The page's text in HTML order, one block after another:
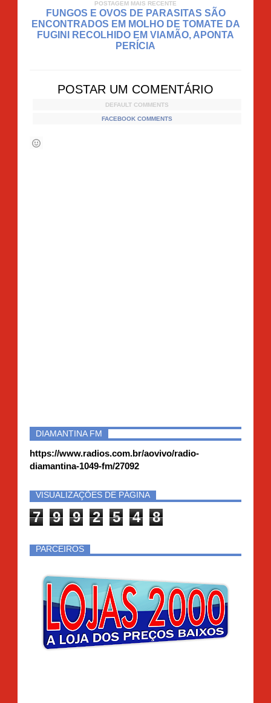
POSTAGEM MAIS RECENTE
FUNGOS E OVOS DE PARASITAS SÃO
ENCONTRADOS EM MOLHO DE TOMATE DA
FUGINI RECOLHIDO EM VIAMÃO, APONTA
PERÍCIA
POSTAR UM COMENTÁRIO
DEFAULT COMMENTS
FACEBOOK COMMENTS
DIAMANTINA FM
https://www.radios.com.br/aovivo/radio-
diamantina-1049-fm/27092
VISUALIZAÇÕES DE PÁGINA
7 9 9 2 5 4 8
PARCEIROS